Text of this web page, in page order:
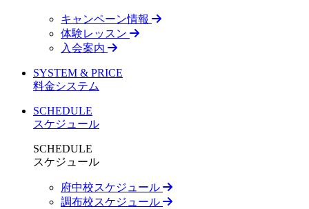
キャンペーン情報
体験レッスン
入会案内
SYSTEM & PRICE
料金システム
SCHEDULE
スケジュール
SCHEDULE
スケジュール
府中校スケジュール
調布校スケジュール